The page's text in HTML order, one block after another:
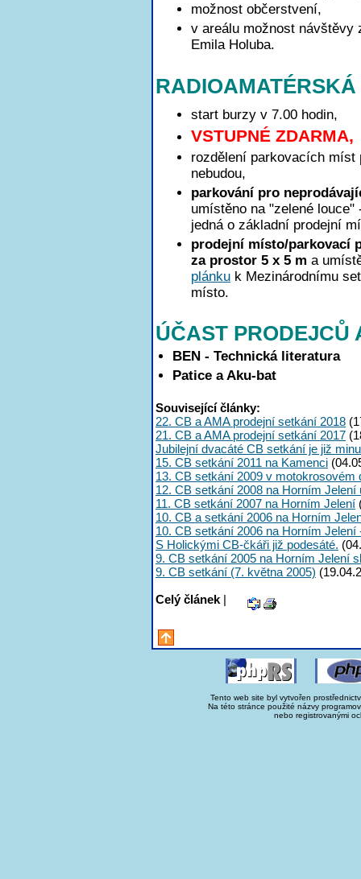
možnost občerstvení,
v areálu možnost návštěvy
Emila Holuba.
start burzy v 7.00 hodin,
VSTUPNÉ ZDARMA,
rozdělení parkovacích
nebudou,
parkování pro
umístěno na "zelené
jedná o základní prodejní
prodejní místo/parkovací
za prostor 5 x 5 m a
plánku k Mezinárodnímu
místo.
ÚČAST PRODEJCŮ
BEN - Technická literatura
Patice a Aku-bat
Související články:
22. CB a AMA prodejní setkání 2018
21. CB a AMA prodejní setkání 2017
Jubilejní dvacáté CB setkání je již
15. CB setkání 2011 na Kamenci
13. CB setkání 2009 v motokrosovém
12. CB setkání 2008 na Horním Jelení
11. CB setkání 2007 na Horním Jelení
10. CB a setkání 2006 na Horním
10. CB setkání 2006 na Horním
S Holickými CB-čkáři již podesáté.
9. CB setkání 2005 na Horním Jelení
9. CB setkání (7. května 2005)
Celý článek |
Tento web site byl vytvořen
Na této stránce použité názvy
nebo registrovanými